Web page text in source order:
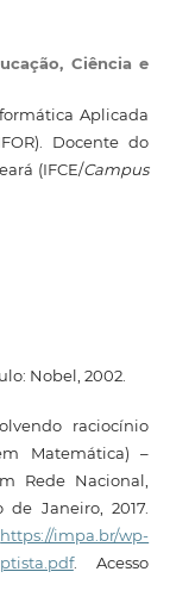
Ciência e
Aplicada
Docente do
(IFCE/Campus
Nobel, 2002.
raciocínio
Matemática) –
Rede Nacional,
Janeiro, 2017.
https://impa.br/wp-
. Acesso